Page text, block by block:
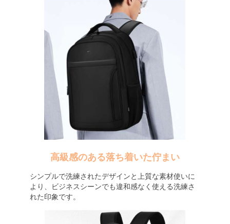
高級感のある落ち着いた佇まい
シンプルで洗練されたデザインと上質な素材使いに
より、ビジネスシーンでも違和感なく使える洗練さ
れた印象です。